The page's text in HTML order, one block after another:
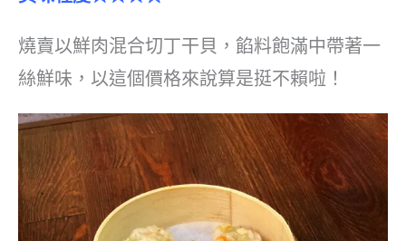
燒賣以鮮肉混合切丁干貝，餡料飽滿中帶著一
絲鮮味，以這個價格來說算是挺不賴啦！